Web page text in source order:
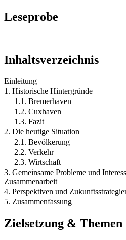
Leseprobe
Inhaltsverzeichnis
Einleitung
1. Historische Hintergründe
1.1. Bremerhaven
1.2. Cuxhaven
1.3. Fazit
2. Die heutige Situation
2.1. Bevölkerung
2.2. Verkehr
2.3. Wirtschaft
3. Gemeinsame Probleme und
Zusammenarbeit
4. Perspektiven und
5. Zusammenfassung
Zielsetzung & Themen